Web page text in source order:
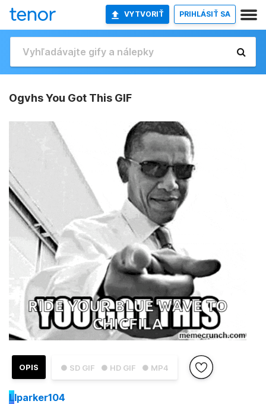
VYTVORIŤ PRIHLÁSIŤ SA
Ogvhs You Got This GIF
● SD GIF ● HD GIF ● MP4
OPIS
Llparker104